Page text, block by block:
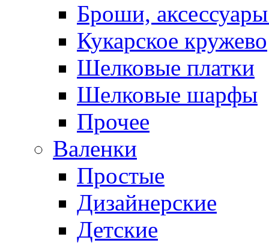
Броши,
Кукарское кружево
Шелковые платки
Шелковые шарфы
Прочее
Валенки
Простые
Дизайнерские
Детские